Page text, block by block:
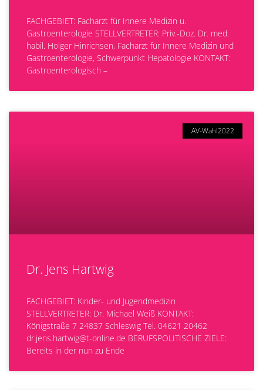
FACHGEBIET: Facharzt für Innere Medizin u.
Gastroenterologie STELLVERTRETER: Priv.-Doz. Dr. med.
habil. Holger Hinrichsen, Facharzt für Innere Medizin und
Gastroenterologie, Schwerpunkt Hepatologie KONTAKT:
Gastroenterologisch –
AV-Wahl2022
Dr. Jens Hartwig
FACHGEBIET: Kinder- und Jugendmedizin
STELLVERTRETER: Dr. Michael Weiß KONTAKT:
Königstraße 7 24837 Schleswig Tel. 04621 20462
dr.jens.hartwig@t-online.de BERUFSPOLITISCHE ZIELE:
Bereits in der nun zu Ende